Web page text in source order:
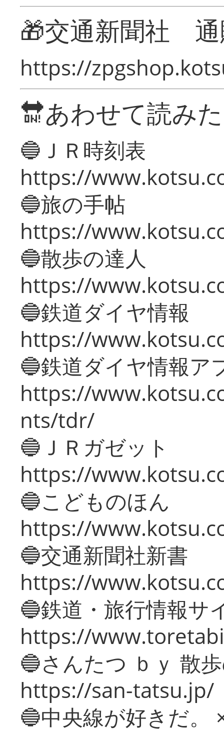
🎁交通新聞社
https://
🔛あわせて読み
🔵ＪＲ時刻表
https://
🔵旅の手帖
https://
🔵散歩の達人
https://
🔵鉄道ダイヤ情報
https://
🔵鉄道ダイヤ情報ア
https://
nts/tdr/
🔵ＪＲガゼット
https://
🔵こどものほん
https://
🔵交通新聞社新書
https://
🔵鉄道・旅行情報サ
https://
🔵さんたつ ｂｙ 散
https://san-tatsu.jp/
🔵中央線が好きだ。